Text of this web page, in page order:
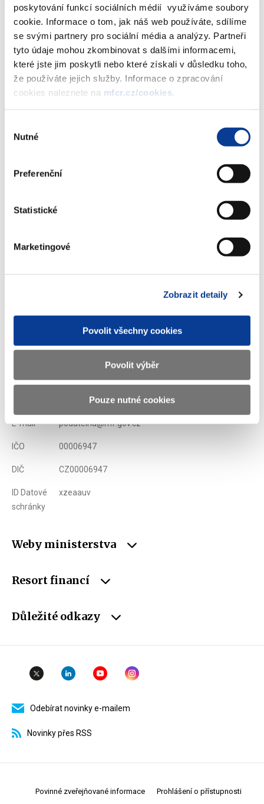
poskytování funkcí sociálních médií využíváme soubory
cookie. Informace o tom, jak náš web používáte, sdílíme
se svými partnery pro sociální média a analýzy. Partneři
tyto údaje mohou zkombinovat s dalšími informacemi,
které jste jim poskytli nebo které získali v důsledku toho,
že používáte jejich služby. Informace o zpracování
cookies naleznete na mfcr.cz/cookies.
souhlasu
Nutné
Preferenční
Statistické
Marketingové
Zobrazit detaily
Povolit všechny cookies
Povolit výběr
Pouze nutné cookies
Dokumenty ke stažení
Stáhnout vybrané (
Stáhnout vše
Doporučeno 491 ×
Ministerstvo financí ČR
Adresa
+420 257 041 111
E-mail podatelna@mf.gov.cz
IČO 00006947
DIČ CZ00006947
ID Datové
schránky
xzeaauv
Weby ministerstva
Resort financí
Důležité odkazy
Odebírat novinky e-mailem
Novinky přes RSS
Povinné zveřejňované informace Prohlášení o přístupnosti